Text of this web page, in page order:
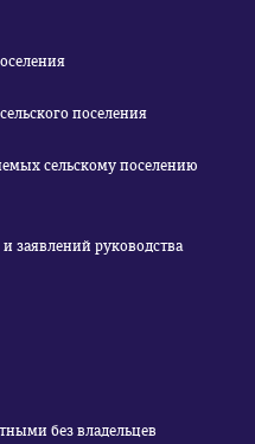
поселения
сельскому поселению
заявлений руководства
без владельцев